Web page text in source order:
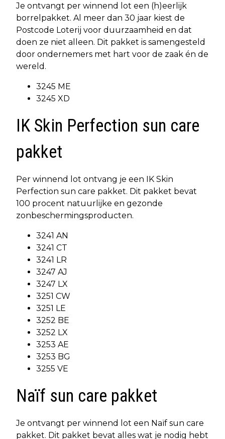
Je ontvangt per winnend lot een (h)eerlijk
borrelpakket. Al meer dan 30 jaar kiest de
Postcode Loterij voor duurzaamheid en dat
doen ze niet alleen. Dit pakket is samengesteld
door ondernemers met hart voor de zaak én de
wereld.
3245 ME
3245 XD
IK Skin Perfection sun care
pakket
Per winnend lot ontvang je een IK Skin
Perfection sun care pakket. Dit pakket bevat
100 procent natuurlijke en gezonde
zonbeschermingsproducten.
3241 AN
3241 CT
3241 LR
3247 AJ
3247 LX
3251 CW
3251 LE
3252 BE
3252 LX
3253 AE
3253 BG
3255 VE
Naïf sun care pakket
Je ontvangt per winnend lot een Naïf sun care
pakket. Dit pakket bevat alles wat je nodig hebt